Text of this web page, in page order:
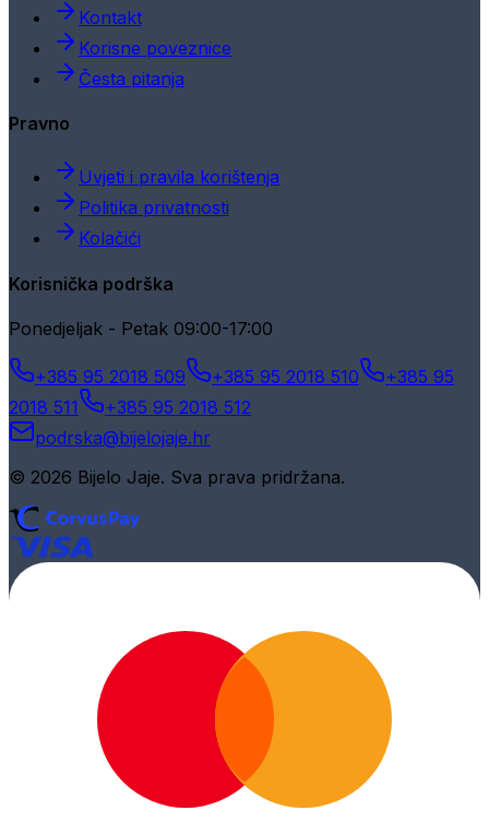
Kontakt
Korisne poveznice
Česta pitanja
Pravno
Uvjeti i pravila korištenja
Politika privatnosti
Kolačići
Korisnička podrška
Ponedjeljak - Petak 09:00-17:00
+385 95 2018 509 +385 95 2018 510
+385 95
2018 511
+385 95 2018 512
podrska@bijelojaje.hr
© 2026 Bijelo Jaje. Sva prava pridržana.